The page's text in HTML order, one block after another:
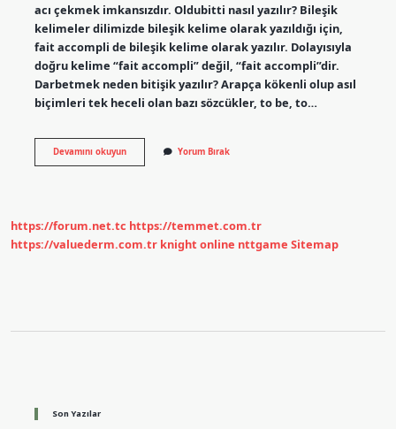
acı çekmek imkansızdır. Oldubitti nasıl yazılır? Bileşik
kelimeler dilimizde bileşik kelime olarak yazıldığı için,
fait accompli de bileşik kelime olarak yazılır. Dolayısıyla
doğru kelime “fait accompli” değil, “fait accompli”dir.
Darbetmek neden bitişik yazılır? Arapça kökenli olup asıl
biçimleri tek heceli olan bazı sözcükler, to be, to…
Devamını okuyunVurdum
Duymaz
Yorum Bırak
https://forum.net.tc https://temmet.com.tr
https://valuederm.com.tr knight online nttgame Sitemap
Son Yazılar